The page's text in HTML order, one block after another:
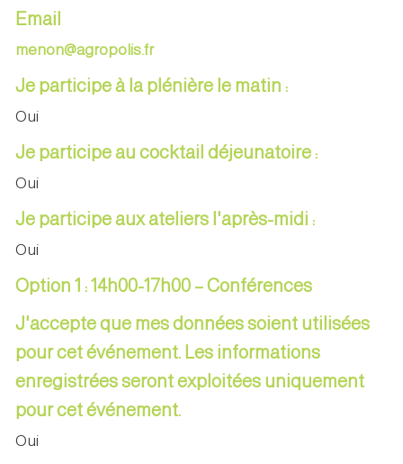
Email
menon@agropolis.fr
Je participe à la plénière le matin :
Oui
Je participe au cocktail déjeunatoire :
Oui
Je participe aux ateliers l'après-midi :
Oui
Option 1 : 14h00-17h00 – Conférences
J'accepte que mes données soient utilisées
pour cet événement. Les informations
enregistrées seront exploitées uniquement
pour cet événement.
Oui